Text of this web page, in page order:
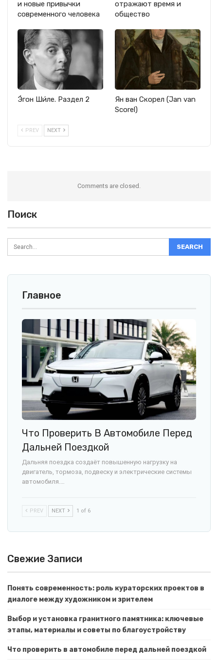
и новые привычки
современного человека
отражают время и
общество
Э́гон Ши́ле. Раздел 2
Ян ван Скорел (Jan van
Scorel)
PREV NEXT
Comments are closed.
Поиск
Главное
Что Проверить В Автомобиле Перед
Дальней Поездкой
Дальняя поездка создаёт повышенную нагрузку на
двигатель, тормоза, подвеску и электрические системы
автомобиля.…
PREV NEXT 1 of 6
Свежие Записи
Понять современность: роль кураторских проектов в
диалоге между художником и зрителем
Выбор и установка гранитного памятника: ключевые
этапы, материалы и советы по благоустройству
Что проверить в автомобиле перед дальней поездкой